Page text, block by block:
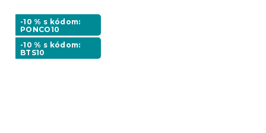
-10 % s kódom:
PONCO10
-10 % s kódom:
BTS10